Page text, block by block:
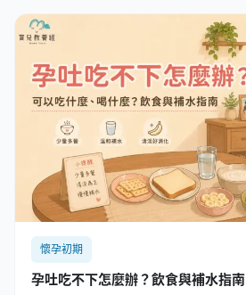
懷孕初期
孕吐吃不下怎麼辦？飲食與補水指南